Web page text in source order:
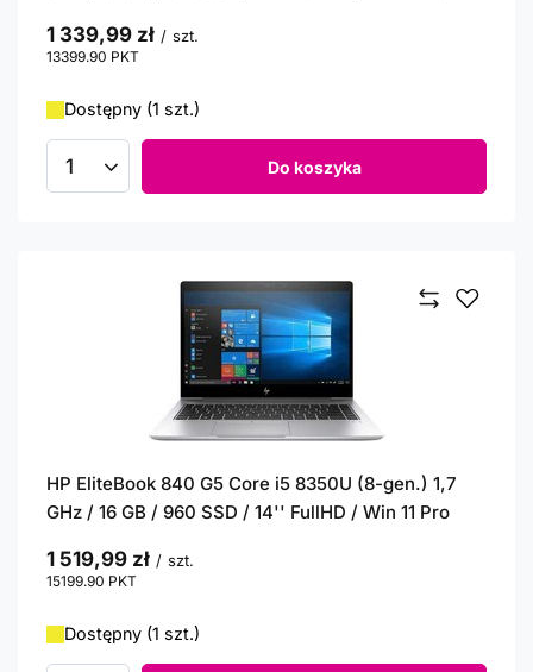
1 339,99 zł / szt.
13399.90 PKT
Dostępny (1 szt.)
Ilość produktów Do koszyka
HP EliteBook 840 G5 Core i5 8350U (8-gen.) 1,7
GHz / 16 GB / 960 SSD / 14'' FullHD / Win 11 Pro
1 519,99 zł / szt.
15199.90 PKT
Dostępny (1 szt.)